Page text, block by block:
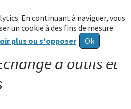
En continuant à naviguer, vous
un cookie à des fins de mesure
plus ou s'opposer. Ok
d’outils et